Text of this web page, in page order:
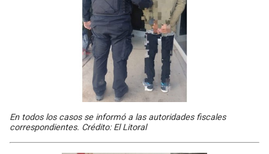
En todos los casos se informó a las autoridades fiscales
correspondientes. Crédito: El Litoral